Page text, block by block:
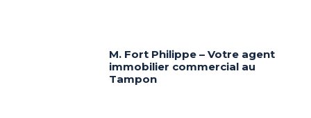
M. Fort Philippe – Votre agent
immobilier commercial au
Tampon